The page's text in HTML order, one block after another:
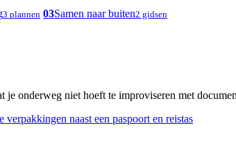
3 plannen 03Samen naar buiten2 gidsen
je onderweg niet hoeft te improviseren met